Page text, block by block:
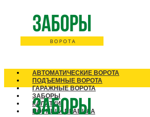
АВТОМАТИЧЕСКИЕ ВОРОТА
ПОДЪЕМНЫЕ ВОРОТА
ГАРАЖНЫЕ ВОРОТА
ЗАБОРЫ
КАЛИТКИ
НОРМЫ И ПРАВИЛА